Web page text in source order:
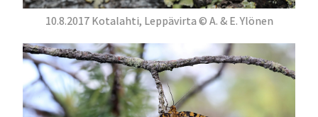
10.8.2017 Kotalahti, Leppävirta © A. & E. Ylönen